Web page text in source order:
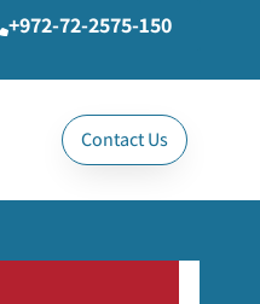
+972-72-2575-150
Contact Us